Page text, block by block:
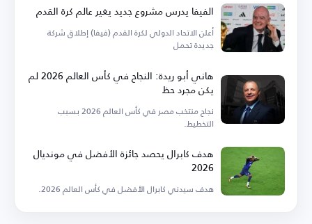
الفيفا يدرس مشروع جديد يغير عالم كرة القدم
أعلن الاتحاد الدولي لكرة القدم (فيفا) إطلاق شركة
جديدة تحمل
هاني أبو ريدة: النجاح في كأس العالم 2026 لم
يكن مجرد حظ
نجاح منتخب مصر في كأس العالم 2026 بسبب
التخطيط.
هدف كابرال يحصد جائزة الأفضل في مونديال
2026
هدف سيدني كابرال الأفضل في كأس العالم 2026.